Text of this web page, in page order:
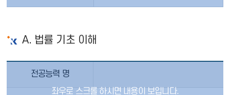
A. 법률 기초 이해
전공능력 명